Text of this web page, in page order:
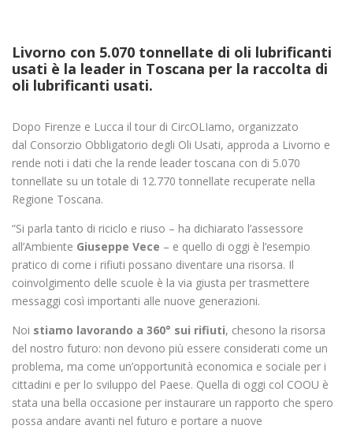
Livorno con 5.070 tonnellate di oli lubrificanti
usati è la leader in Toscana per la raccolta di
oli lubrificanti usati.
Dopo Firenze e Lucca il tour di CircOLIamo, organizzato
dal Consorzio Obbligatorio degli Oli Usati, approda a Livorno e
rende noti i dati che la rende leader toscana con di 5.070
tonnellate su un totale di 12.770 tonnellate recuperate nella
Regione Toscana.
“Si parla tanto di riciclo e riuso – ha dichiarato l’assessore
all’Ambiente Giuseppe Vece – e quello di oggi è l’esempio
pratico di come i rifiuti possano diventare una risorsa. Il
coinvolgimento delle scuole è la via giusta per trasmettere
messaggi così importanti alle nuove generazioni.
Noi stiamo lavorando a 360° sui rifiuti, chesono la risorsa
del nostro futuro: non devono più essere considerati come un
problema, ma come un’opportunità economica e sociale per i
cittadini e per lo sviluppo del Paese. Quella di oggi col COOU è
stata una bella occasione per instaurare un rapporto che spero
possa andare avanti nel futuro e portare a nuove